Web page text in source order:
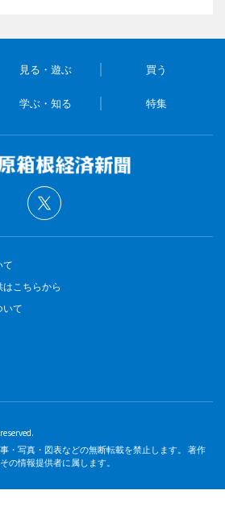
見る・遊ぶ 買う
学ぶ・知る 特集
て
こちらから
いて
・写真・図表などの無断転載を禁止します。 著作
の情報提供者に属します。